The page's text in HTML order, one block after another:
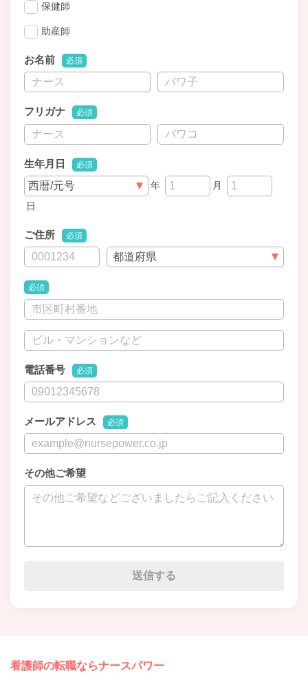
保健師
助産師
お名前 必須
フリガナ 必須
生年月日 必須
年
月
日
ご住所 必須
必須
電話番号 必須
メールアドレス 必須
その他ご希望
看護師の転職ならナースパワー